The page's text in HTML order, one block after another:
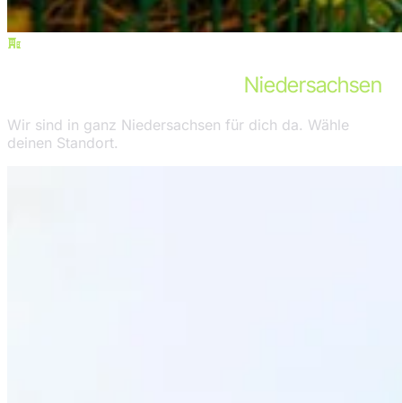
Niedersachsen
Wir sind in ganz Niedersachsen für dich da. Wähle
deinen Standort.